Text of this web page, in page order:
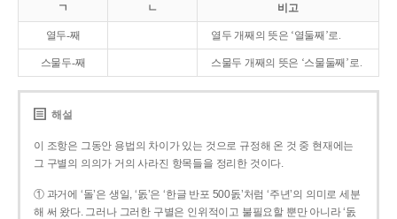
ㄱ ㄴ 비고
열두-째 열두 개째의 뜻은 ‘열둘째’로.
스물두-째 스물두 개째의 뜻은 ‘스물둘째’로.
해설
이 조항은 그동안 용법의 차이가 있는 것으로 규정해 온 것 중 현재에는
그 구별의 의의가 거의 사라진 항목들을 정리한 것이다.
① 과거에 ‘돌’은 생일, ‘돐’은 ‘한글 반포 500돐’처럼 ‘주년’의 의미로 세분
해 써 왔다. 그러나 그러한 구별은 인위적이고 불필요할 뿐만 아니라 ‘돐